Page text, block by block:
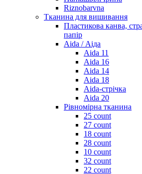
Riznobarvna
Тканина для вишивання
Пластикова канва,
папір
Aida / Аіда
Aida 11
Aida 16
Aida 14
Aida 18
Aida-стрічка
Aida 20
Рівномірна тканина
25 count
27 count
18 count
28 count
10 count
32 count
22 count